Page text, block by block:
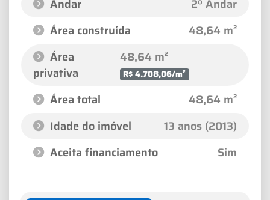
Andar
2º Andar
Área construída
48,64 m²
Área
privativa
48,64 m²
R$ 4.708,06/m²
Área total
48,64 m²
Idade do imóvel
13 anos (2013)
Aceita financiamento
Sim